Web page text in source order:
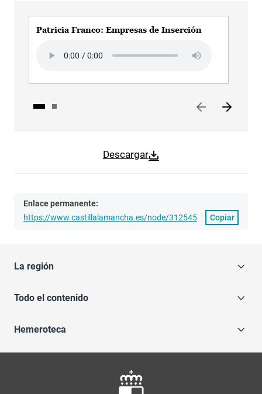
Descargar
Patricia Franco: Empresas de Inserción
Enlace permanente:
https://www.castillalamancha.es/node/312545
Copiar
La región
Todo el contenido
Hemeroteca